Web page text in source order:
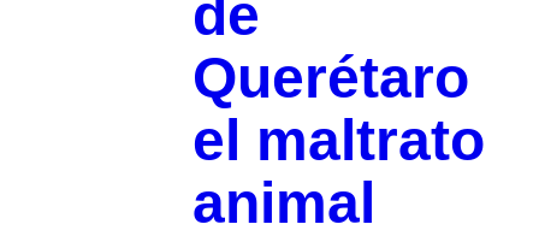
de
Querétaro
el maltrato
animal